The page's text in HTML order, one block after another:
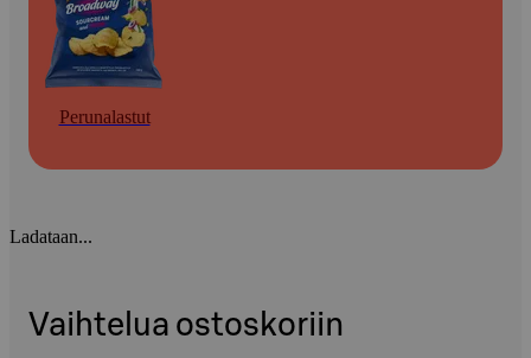
Perunalastut
Ladataan...
Vaihtelua ostoskoriin